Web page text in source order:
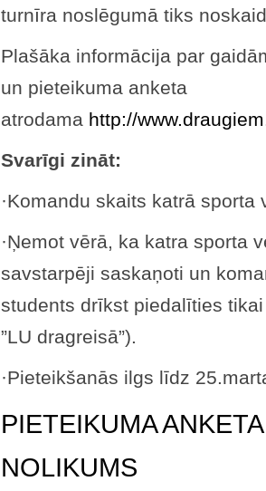
turnīra noslēgumā tiks
Plašāka informācija par
un pieteikuma anketa
atrodama http://
Svarīgi zināt:
·Komandu skaits katrā sporta
·Ņemot vērā, ka katra sporta
savstarpēji saskaņoti un
students drīkst piedalīties
”LU dragreisā”).
·Pieteikšanās ilgs līdz
PIETEIKUMA ANKETA
NOLIKUMS